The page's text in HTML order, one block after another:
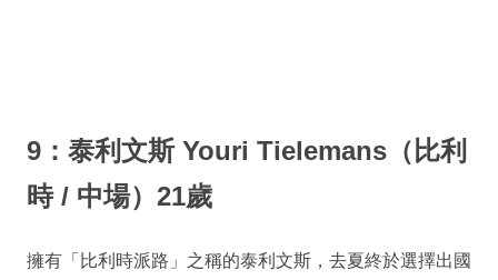
9：泰利文斯 Youri Tielemans（比利
時 / 中場）21歲
擁有「比利時派路」之稱的泰利文斯，去夏終於選擇出國